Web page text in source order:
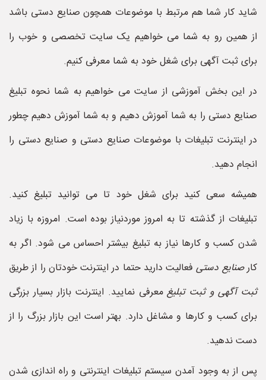
شاید کار شما هم مرتبط با موضوعات همچون صنایع دستی باشد
از همین رو به شما می خواهیم یک سایت تخصصی و خوب را
برای ثبت آگهی برای شغل خود به شما معرفی کنیم.
در این بخش آموزشی از سایت می خواهیم به شما نحوه تبلیغ
صنایع دستی را به شما آموزش دهیم و به شما آموزش دهیم چطور
در اینترنت تبلیغات با موضوعات صنایع دستی و صنایع دستی را
انجام دهید.
همیشه سعی کنید برای شغل خود تا می توانید تبلیغ کنید.
تبلیغات از گذشته تا به امروز موردنیاز بوده است. امروزه با زیاد
شدن کسب و کارها نیاز به تبلیغ بیشتر احساس می شود. اگر به
کارصنایع دستی فعالیت دارید حتما در اینترنت خودتان را از طریق
ثبت آگهی و ثبت تبلیغمعرفی نمایید. اینترنت بازار بسیار بزرگی
برای کسب و کارها و مشاغل دارد. بهتر است این بازار بزرگ را از
دست ندهید.
پس از به وجود آمدن سیستم تبلیغات اینترنتی و راه اندازی شدن